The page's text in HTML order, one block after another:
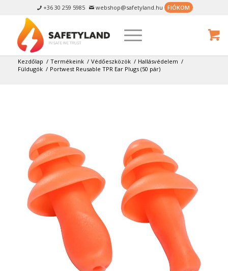
 +36 30 259 5985  webshop@safetyland.hu FIÓKOM
Kezdőlap / Termékeink / Védőeszközök / Hallásvédelem /
Füldugók / Portwest Reusable TPR Ear Plugs (50 pár)